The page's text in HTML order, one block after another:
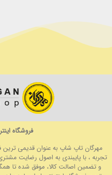
فروشگاه
مهرگان تاپ شاپ به عنوان قدیمی
و تضمین اصالت کالا، موفق شده تا